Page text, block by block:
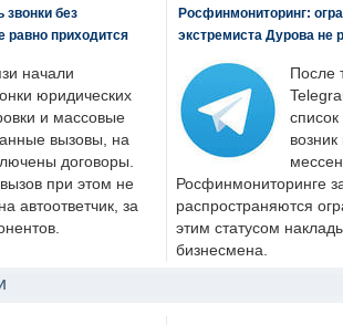
звонки без
равно приходится
начали
юридических
и массовые
вызовы, на
договоры.
при этом не
автоответчик, за
Росфинмониторинг:
экстремиста Дурова не
После
список
Росфинмониторинге
распространяются
этим статусом
бизнесмена.